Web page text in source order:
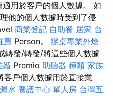
用於客戶的個人數據。 如
他的個人數據時受到了侵
商業登記 自助餐 居家 台
薦 Person。 辦桌專業外燴
轉發/轉發/將這些個人數據
婚 Premio 助聽器 種類 家族
客戶個人數據用於直接業
水 養護中心 單人房 台灣五